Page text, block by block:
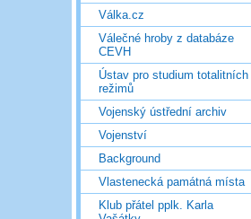
Válka.cz
Válečné hroby z databáze
CEVH
Ústav pro studium totalitních
režimů
Vojenský ústřední archiv
Vojenství
Background
Vlastenecká památná místa
Klub přátel pplk. Karla